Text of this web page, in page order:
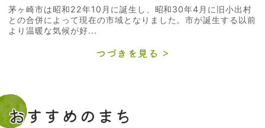
茅ヶ崎市は昭和22年10月に誕生し、昭和30年4月に旧小出村
との合併によって現在の市域となりました。市が誕生する以前
より温暖な気候が好...
つづきを見る
おすすめのまち